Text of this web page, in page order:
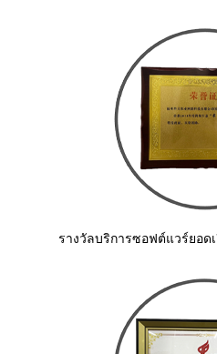
รางวัลบริการซอฟต์แวร์ยอดเ